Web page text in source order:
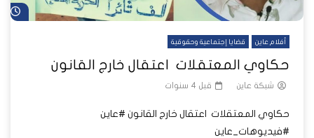
أفلام عاين قضايا إجتماعية وحقوقية
حكاوي المعتقلات اعتقال خارج القانون
شبكة عاين قبل 4 سنوات
حكاوي المعتقلات اعتقال خارج القانون #عاين
#فيديوهات_عاين